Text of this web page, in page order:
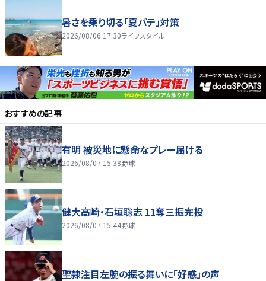
暑さを乗り切る「夏バテ」対策
2026/08/06 17:30ライフスタイル
おすすめの記事
有明 被災地に懸命なプレー届ける
2026/08/07 15:38野球
健大高崎・石垣聡志 11奪三振完投
2026/08/07 15:44野球
聖隷注目左腕の振る舞いに「好感」の声